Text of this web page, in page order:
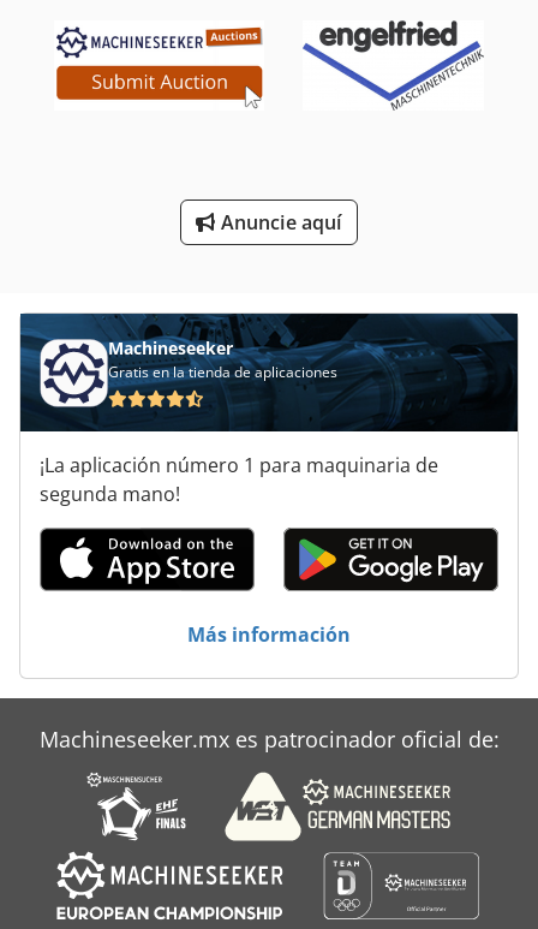
Máquina De Sellado
Máquina De Sellado Puede
Máquinas De Impresión
Anuncie aquí
Machineseeker
Gratis en la tienda de aplicaciones
¡La aplicación número 1 para maquinaria de
segunda mano!
Más información
Machineseeker.mx es patrocinador oficial de: